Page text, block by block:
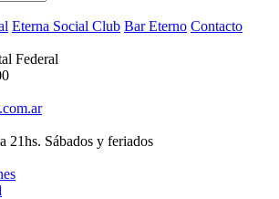
Eterna Social Club Bar Eterno Contacto
Federal
21hs. Sábados y feriados